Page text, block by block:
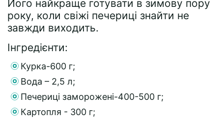
Його найкраще готувати в зимову пору
року, коли свіжі печериці знайти не
завжди виходить.
Інгредієнти:
Курка-600 г;
Вода – 2,5 л;
Печериці заморожені-400-500 г;
Картопля - 300 г;